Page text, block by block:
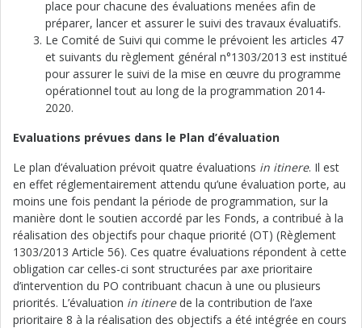
place pour chacune des évaluations menées afin de
préparer, lancer et assurer le suivi des travaux évaluatifs.
Le Comité de Suivi qui comme le prévoient les articles 47
et suivants du règlement général n°1303/2013 est institué
pour assurer le suivi de la mise en œuvre du programme
opérationnel tout au long de la programmation 2014-
2020.
Evaluations prévues dans le Plan d’évaluation
Le plan d’évaluation prévoit quatre évaluations in itinere. Il est
en effet réglementairement attendu qu’une évaluation porte, au
moins une fois pendant la période de programmation, sur la
manière dont le soutien accordé par les Fonds, a contribué à la
réalisation des objectifs pour chaque priorité (OT) (Règlement
1303/2013 Article 56). Ces quatre évaluations répondent à cette
obligation car celles-ci sont structurées par axe prioritaire
d’intervention du PO contribuant chacun à une ou plusieurs
priorités. L’évaluation in itinerede la contribution de l’axe
prioritaire 8 à la réalisation des objectifs a été intégrée en cours